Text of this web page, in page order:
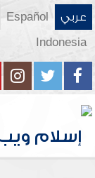
عربي Español
Indonesia